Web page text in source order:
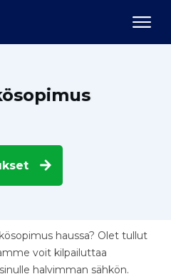
haussa? Olet tullut
voit kilpailuttaa
halvimman sähkön.